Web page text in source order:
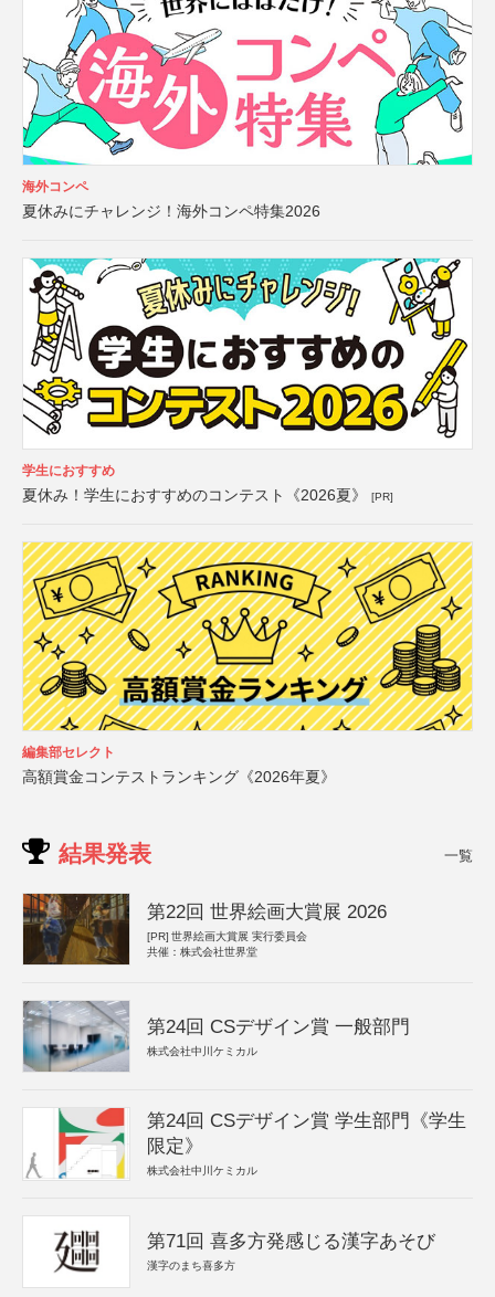
海外コンペ
夏休みにチャレンジ！海外コンペ特集2026
学生におすすめ
夏休み！学生におすすめのコンテスト《2026夏》 [PR]
編集部セレクト
高額賞金コンテストランキング《2026年夏》
結果発表 一覧
第22回 世界絵画大賞展 2026
[PR] 世界絵画大賞展 実行委員会
共催：株式会社世界堂
第24回 CSデザイン賞 一般部門
株式会社中川ケミカル
第24回 CSデザイン賞 学生部門《学生
限定》
株式会社中川ケミカル
第71回 喜多方発感じる漢字あそび
漢字のまち喜多方